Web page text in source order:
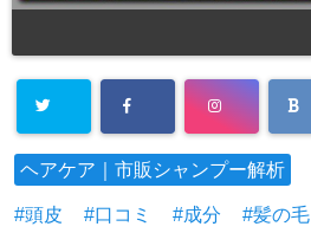
ヘアケア｜市販シャンプー解析
頭皮 口コミ 成分 髪の毛